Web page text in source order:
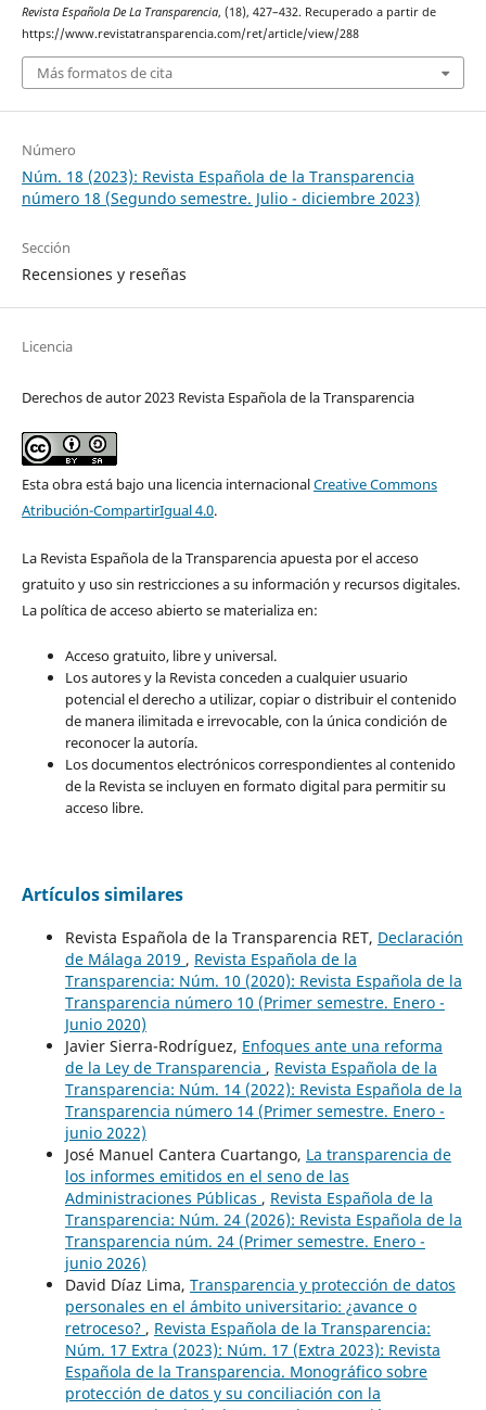
Revista Española De La Transparencia, (18), 427–432. Recuperado a partir de
https://www.revistatransparencia.com/ret/article/view/288
Más formatos de cita
Número
Núm. 18 (2023): Revista Española de la Transparencia
número 18 (Segundo semestre. Julio - diciembre 2023)
Sección
Recensiones y reseñas
Licencia
Derechos de autor 2023 Revista Española de la Transparencia
Esta obra está bajo una licencia internacionalCreative Commons
Atribución-CompartirIgual 4.0.
La Revista Española de la Transparencia apuesta por el acceso
gratuito y uso sin restricciones a su información y recursos digitales.
La política de acceso abierto se materializa en:
Acceso gratuito, libre y universal.
Los autores y la Revista conceden a cualquier usuario
potencial el derecho a utilizar, copiar o distribuir el contenido
de manera ilimitada e irrevocable, con la única condición de
reconocer la autoría.
Los documentos electrónicos correspondientes al contenido
de la Revista se incluyen en formato digital para permitir su
acceso libre.
Artículos similares
Revista Española de la Transparencia RET, Declaración
de Málaga 2019 , Revista Española de la
Transparencia: Núm. 10 (2020): Revista Española de la
Transparencia número 10 (Primer semestre. Enero -
Junio 2020)
Javier Sierra-Rodríguez, Enfoques ante una reforma
de la Ley de Transparencia , Revista Española de la
Transparencia: Núm. 14 (2022): Revista Española de la
Transparencia número 14 (Primer semestre. Enero -
junio 2022)
José Manuel Cantera Cuartango, La transparencia de
los informes emitidos en el seno de las
Administraciones Públicas , Revista Española de la
Transparencia: Núm. 24 (2026): Revista Española de la
Transparencia núm. 24 (Primer semestre. Enero -
junio 2026)
David Díaz Lima, Transparencia y protección de datos
personales en el ámbito universitario: ¿avance o
retroceso? , Revista Española de la Transparencia:
Núm. 17 Extra (2023): Núm. 17 (Extra 2023): Revista
Española de la Transparencia. Monográfico sobre
protección de datos y su conciliación con la